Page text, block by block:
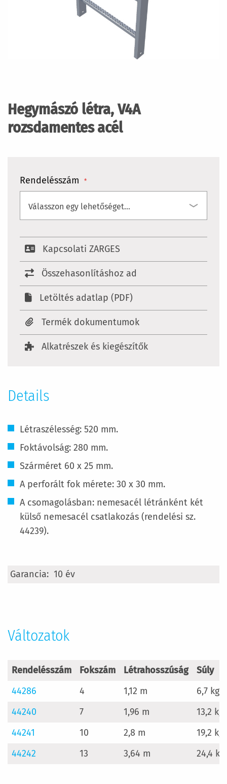
Hegymászó létra, V4A
rozsdamentes acél
Rendelésszám
Kapcsolati ZARGES
Összehasonlításhoz ad
Letöltés adatlap (PDF)
Termék dokumentumok
Alkatrészek és kiegészítők
elejére
Details
Létraszélesség: 520 mm.
Foktávolság: 280 mm.
Szárméret 60 x 25 mm.
A perforált fok mérete: 30 x 30 mm.
A csomagolásban: nemesacél létránként két
külső nemesacél csatlakozás (rendelési sz.
44239).
További
10 év
Változatok
Rendelésszám Fokszám Létrahosszúság
Súly
44286
4 1,12 m
6,7 kg
44240
7 1,96 m
13,2 kg
44241
10 2,8 m
19,2 kg
44242
13 3,64 m 24,4 kg